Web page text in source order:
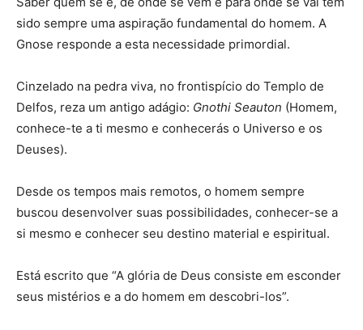
sido sempre uma aspiração fundamental do homem. A
Gnose responde a esta necessidade primordial.
Cinzelado na pedra viva, no frontispício do Templo de
Delfos, reza um antigo adágio: Gnothi Seauton (Homem,
conhece-te a ti mesmo e conhecerás o Universo e os
Deuses).
Desde os tempos mais remotos, o homem sempre
buscou desenvolver suas possibilidades, conhecer-se a
si mesmo e conhecer seu destino material e espiritual.
Está escrito que “A glória de Deus consiste em esconder
seus mistérios e a do homem em descobri-los”.